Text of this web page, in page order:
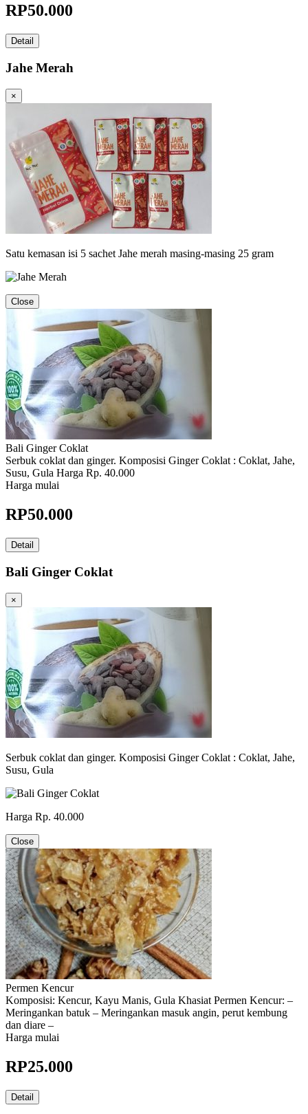
RP50.000
Detail
Jahe Merah
×
Satu kemasan isi 5 sachet Jahe merah masing-masing 25 gram
Close
Bali Ginger Coklat
Serbuk coklat dan ginger. Komposisi Ginger Coklat : Coklat, Jahe,
Susu, Gula Harga Rp. 40.000
Harga mulai
RP50.000
Detail
Bali Ginger Coklat
×
Serbuk coklat dan ginger. Komposisi Ginger Coklat : Coklat, Jahe,
Susu, Gula
Harga Rp. 40.000
Close
Permen Kencur
Komposisi: Kencur, Kayu Manis, Gula Khasiat Permen Kencur: –
Meringankan batuk – Meringankan masuk angin, perut kembung
dan diare –
Harga mulai
RP25.000
Detail